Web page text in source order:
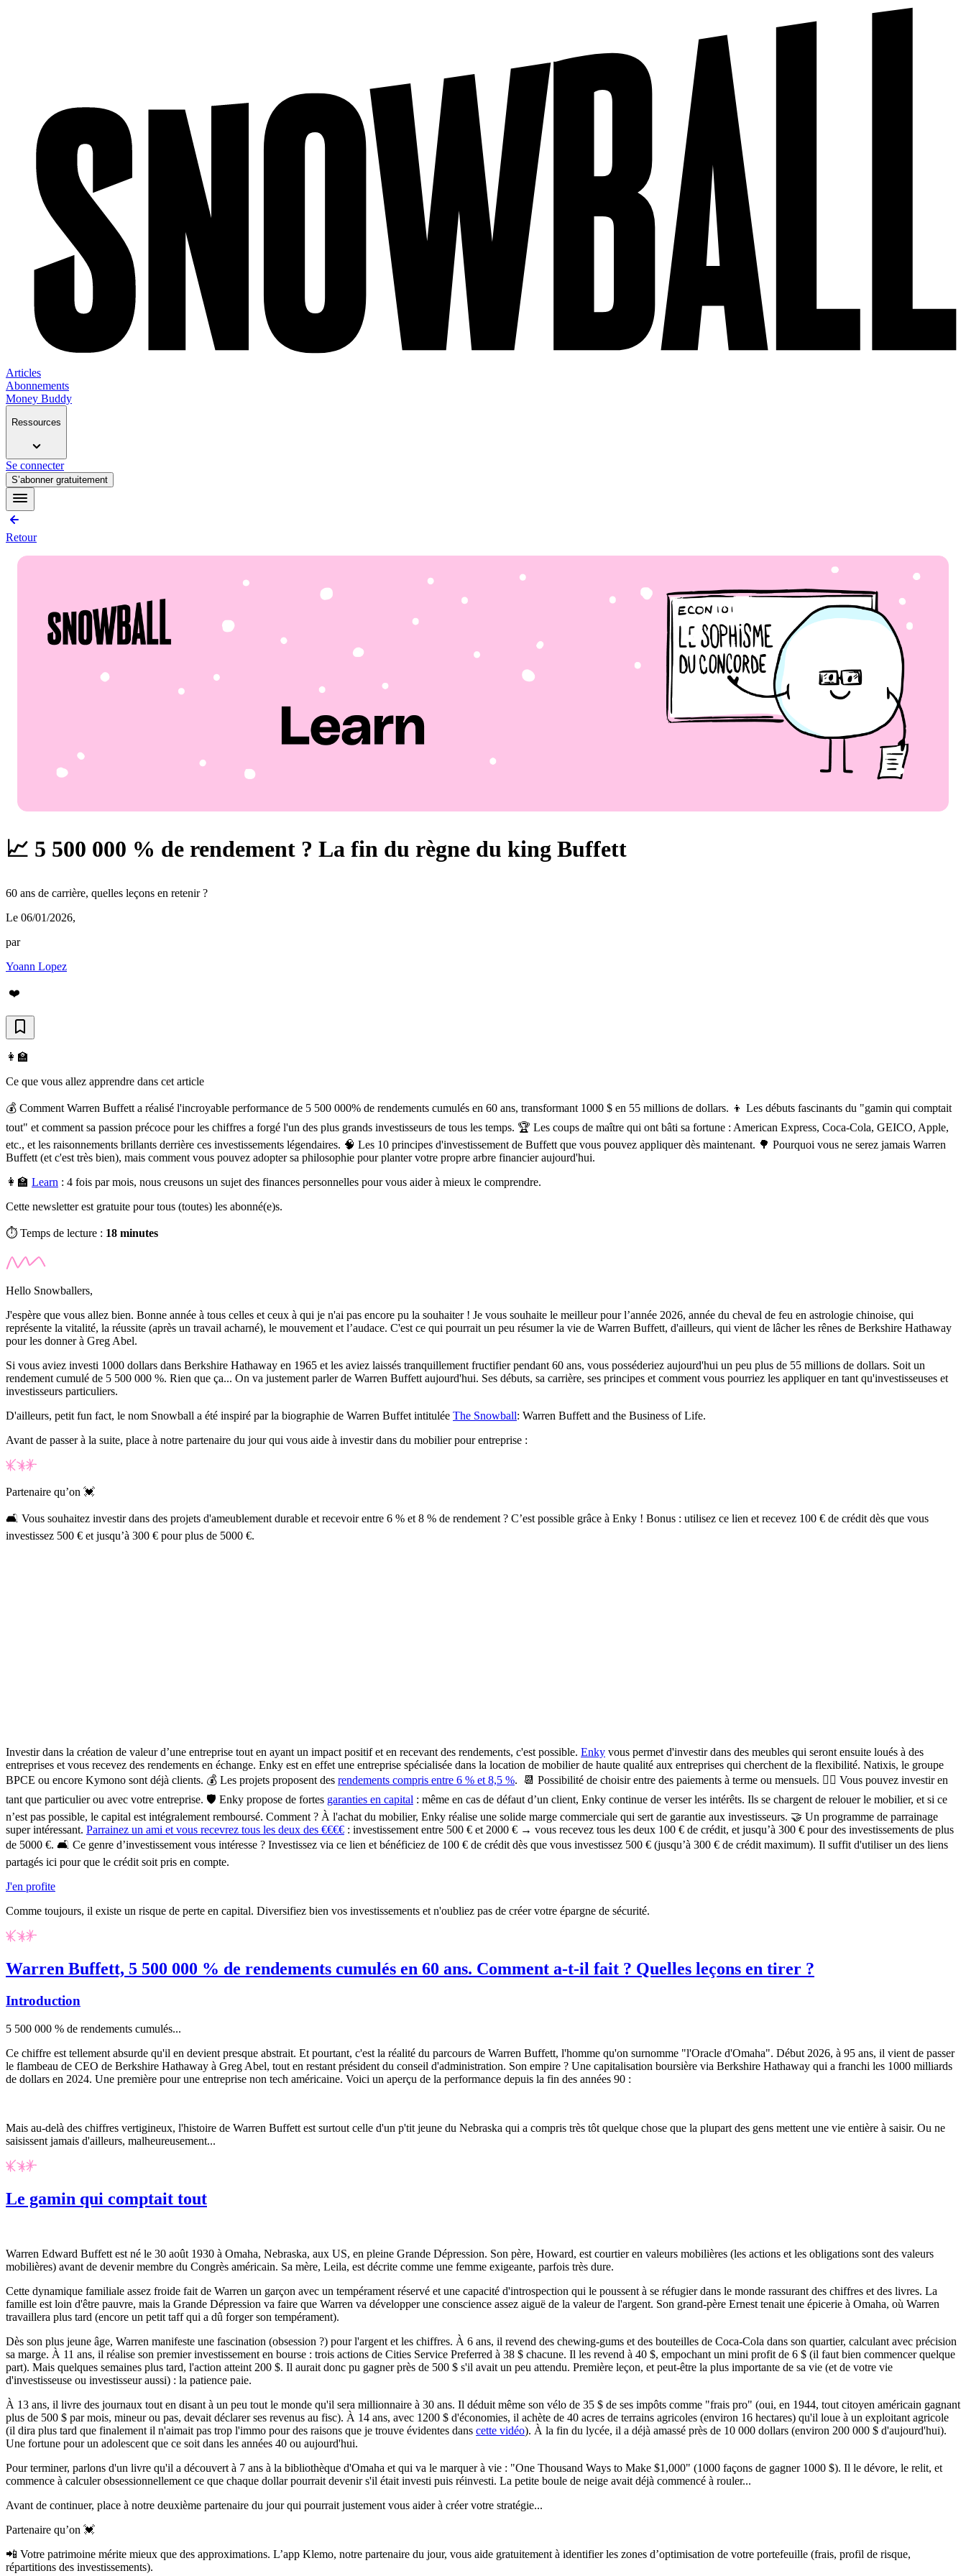
Articles
Abonnements
Money Buddy
Ressources
Se connecter
S’abonner gratuitement
Retour
📈 5 500 000 % de rendement ? La fin du règne du king Buffett
60 ans de carrière, quelles leçons en retenir ?
Le 06/01/2026,
par
Yoann Lopez
❤️
👩‍🏫
Ce que vous allez apprendre dans cet article
💰 Comment Warren Buffett a réalisé l'incroyable performance de 5 500 000% de rendements cumulés en 60 ans, transformant 1000 $ en 55 millions de dollars. 👦 Les débuts fascinants du "gamin qui comptait
tout" et comment sa passion précoce pour les chiffres a forgé l'un des plus grands investisseurs de tous les temps. 🏆 Les coups de maître qui ont bâti sa fortune : American Express, Coca-Cola, GEICO, Apple,
etc., et les raisonnements brillants derrière ces investissements légendaires. 🧠 Les 10 principes d'investissement de Buffett que vous pouvez appliquer dès maintenant. 🌳 Pourquoi vous ne serez jamais Warren
Buffett (et c'est très bien), mais comment vous pouvez adopter sa philosophie pour planter votre propre arbre financier aujourd'hui.
👩‍🏫 Learn : 4 fois par mois, nous creusons un sujet des finances personnelles pour vous aider à mieux le comprendre.
Cette newsletter est gratuite pour tous (toutes) les abonné(e)s.
⏱️ Temps de lecture : 18 minutes
Hello Snowballers,
J'espère que vous allez bien. Bonne année à tous celles et ceux à qui je n'ai pas encore pu la souhaiter ! Je vous souhaite le meilleur pour l’année 2026, année du cheval de feu en astrologie chinoise, qui
représente la vitalité, la réussite (après un travail acharné), le mouvement et l’audace. C'est ce qui pourrait un peu résumer la vie de Warren Buffett, d'ailleurs, qui vient de lâcher les rênes de Berkshire Hathaway
pour les donner à Greg Abel.
Si vous aviez investi 1000 dollars dans Berkshire Hathaway en 1965 et les aviez laissés tranquillement fructifier pendant 60 ans, vous posséderiez aujourd'hui un peu plus de 55 millions de dollars. Soit un
rendement cumulé de 5 500 000 %. Rien que ça... On va justement parler de Warren Buffett aujourd'hui. Ses débuts, sa carrière, ses principes et comment vous pourriez les appliquer en tant qu'investisseuses et
investisseurs particuliers.
D'ailleurs, petit fun fact, le nom Snowball a été inspiré par la biographie de Warren Buffet intitulée The Snowball: Warren Buffett and the Business of Life.
Avant de passer à la suite, place à notre partenaire du jour qui vous aide à investir dans du mobilier pour entreprise :
Partenaire qu’on 💓
🛋️ Vous souhaitez investir dans des projets d'ameublement durable et recevoir entre 6 % et 8 % de rendement ? C’est possible grâce à Enky ! Bonus : utilisez ce lien et recevez 100 € de crédit dès que vous
investissez 500 € et jusqu’à 300 € pour plus de 5000 €.
Investir dans la création de valeur d’une entreprise tout en ayant un impact positif et en recevant des rendements, c'est possible. Enky vous permet d'investir dans des meubles qui seront ensuite loués à des
entreprises et vous recevez des rendements en échange. Enky est en effet une entreprise spécialisée dans la location de mobilier de haute qualité aux entreprises qui cherchent de la flexibilité. Natixis, le groupe
BPCE ou encore Kymono sont déjà clients. 💰 Les projets proposent des rendements compris entre 6 % et 8,5 %. 📆 Possibilité de choisir entre des paiements à terme ou mensuels. 🙋‍♀️ Vous pouvez investir en
tant que particulier ou avec votre entreprise. 🛡️ Enky propose de fortes garanties en capital : même en cas de défaut d’un client, Enky continue de verser les intérêts. Ils se chargent de relouer le mobilier, et si ce
n’est pas possible, le capital est intégralement remboursé. Comment ? À l'achat du mobilier, Enky réalise une solide marge commerciale qui sert de garantie aux investisseurs. 🤝 Un programme de parrainage
super intéressant. Parrainez un ami et vous recevrez tous les deux des €€€€ : investissement entre 500 € et 2000 € → vous recevez tous les deux 100 € de crédit, et jusqu’à 300 € pour des investissements de plus
de 5000 €. 🛋️ Ce genre d’investissement vous intéresse ? Investissez via ce lien et bénéficiez de 100 € de crédit dès que vous investissez 500 € (jusqu’à 300 € de crédit maximum). Il suffit d'utiliser un des liens
partagés ici pour que le crédit soit pris en compte.
J'en profite
Comme toujours, il existe un risque de perte en capital. Diversifiez bien vos investissements et n'oubliez pas de créer votre épargne de sécurité.
Warren Buffett, 5 500 000 % de rendements cumulés en 60 ans. Comment a-t-il fait ? Quelles leçons en tirer ?
Introduction
5 500 000 % de rendements cumulés...
Ce chiffre est tellement absurde qu'il en devient presque abstrait. Et pourtant, c'est la réalité du parcours de Warren Buffett, l'homme qu'on surnomme "l'Oracle d'Omaha". Début 2026, à 95 ans, il vient de passer
le flambeau de CEO de Berkshire Hathaway à Greg Abel, tout en restant président du conseil d'administration. Son empire ? Une capitalisation boursière via Berkshire Hathaway qui a franchi les 1000 milliards
de dollars en 2024. Une première pour une entreprise non tech américaine. Voici un aperçu de la performance depuis la fin des années 90 :
Mais au-delà des chiffres vertigineux, l'histoire de Warren Buffett est surtout celle d'un p'tit jeune du Nebraska qui a compris très tôt quelque chose que la plupart des gens mettent une vie entière à saisir. Ou ne
saisissent jamais d'ailleurs, malheureusement...
Le gamin qui comptait tout
Warren Edward Buffett est né le 30 août 1930 à Omaha, Nebraska, aux US, en pleine Grande Dépression. Son père, Howard, est courtier en valeurs mobilières (les actions et les obligations sont des valeurs
mobilières) avant de devenir membre du Congrès américain. Sa mère, Leila, est décrite comme une femme exigeante, parfois très dure.
Cette dynamique familiale assez froide fait de Warren un garçon avec un tempérament réservé et une capacité d'introspection qui le poussent à se réfugier dans le monde rassurant des chiffres et des livres. La
famille est loin d'être pauvre, mais la Grande Dépression va faire que Warren va développer une conscience assez aiguë de la valeur de l'argent. Son grand-père Ernest tenait une épicerie à Omaha, où Warren
travaillera plus tard (encore un petit taff qui a dû forger son tempérament).
Dès son plus jeune âge, Warren manifeste une fascination (obsession ?) pour l'argent et les chiffres. À 6 ans, il revend des chewing-gums et des bouteilles de Coca-Cola dans son quartier, calculant avec précision
sa marge. À 11 ans, il réalise son premier investissement en bourse : trois actions de Cities Service Preferred à 38 $ chacune. Il les revend à 40 $, empochant un mini profit de 6 $ (il faut bien commencer quelque
part). Mais quelques semaines plus tard, l'action atteint 200 $. Il aurait donc pu gagner près de 500 $ s'il avait un peu attendu. Première leçon, et peut-être la plus importante de sa vie (et de votre vie
d'investisseuse ou investisseur aussi) : la patience paie.
À 13 ans, il livre des journaux tout en disant à un peu tout le monde qu'il sera millionnaire à 30 ans. Il déduit même son vélo de 35 $ de ses impôts comme "frais pro" (oui, en 1944, tout citoyen américain gagnant
plus de 500 $ par mois, mineur ou pas, devait déclarer ses revenus au fisc). À 14 ans, avec 1200 $ d'économies, il achète de 40 acres de terrains agricoles (environ 16 hectares) qu'il loue à un exploitant agricole
(il dira plus tard que finalement il n'aimait pas trop l'immo pour des raisons que je trouve évidentes dans cette vidéo). À la fin du lycée, il a déjà amassé près de 10 000 dollars (environ 200 000 $ d'aujourd'hui).
Une fortune pour un adolescent que ce soit dans les années 40 ou aujourd'hui.
Pour terminer, parlons d'un livre qu'il a découvert à 7 ans à la bibliothèque d'Omaha et qui va le marquer à vie : "One Thousand Ways to Make $1,000" (1000 façons de gagner 1000 $). Il le dévore, le relit, et
commence à calculer obsessionnellement ce que chaque dollar pourrait devenir s'il était investi puis réinvesti. La petite boule de neige avait déjà commencé à rouler...
Avant de continuer, place à notre deuxième partenaire du jour qui pourrait justement vous aider à créer votre stratégie...
Partenaire qu’on 💓
📲 Votre patrimoine mérite mieux que des approximations. L’app Klemo, notre partenaire du jour, vous aide gratuitement à identifier les zones d’optimisation de votre portefeuille (frais, profil de risque,
répartitions des investissements).